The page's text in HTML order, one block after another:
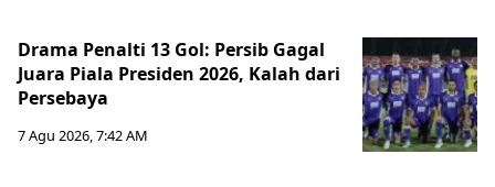
Drama Penalti 13 Gol: Persib Gagal
Juara Piala Presiden 2026, Kalah dari
Persebaya
7 Agu 2026, 7:42 AM